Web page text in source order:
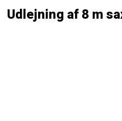
Udlejning af 8 m